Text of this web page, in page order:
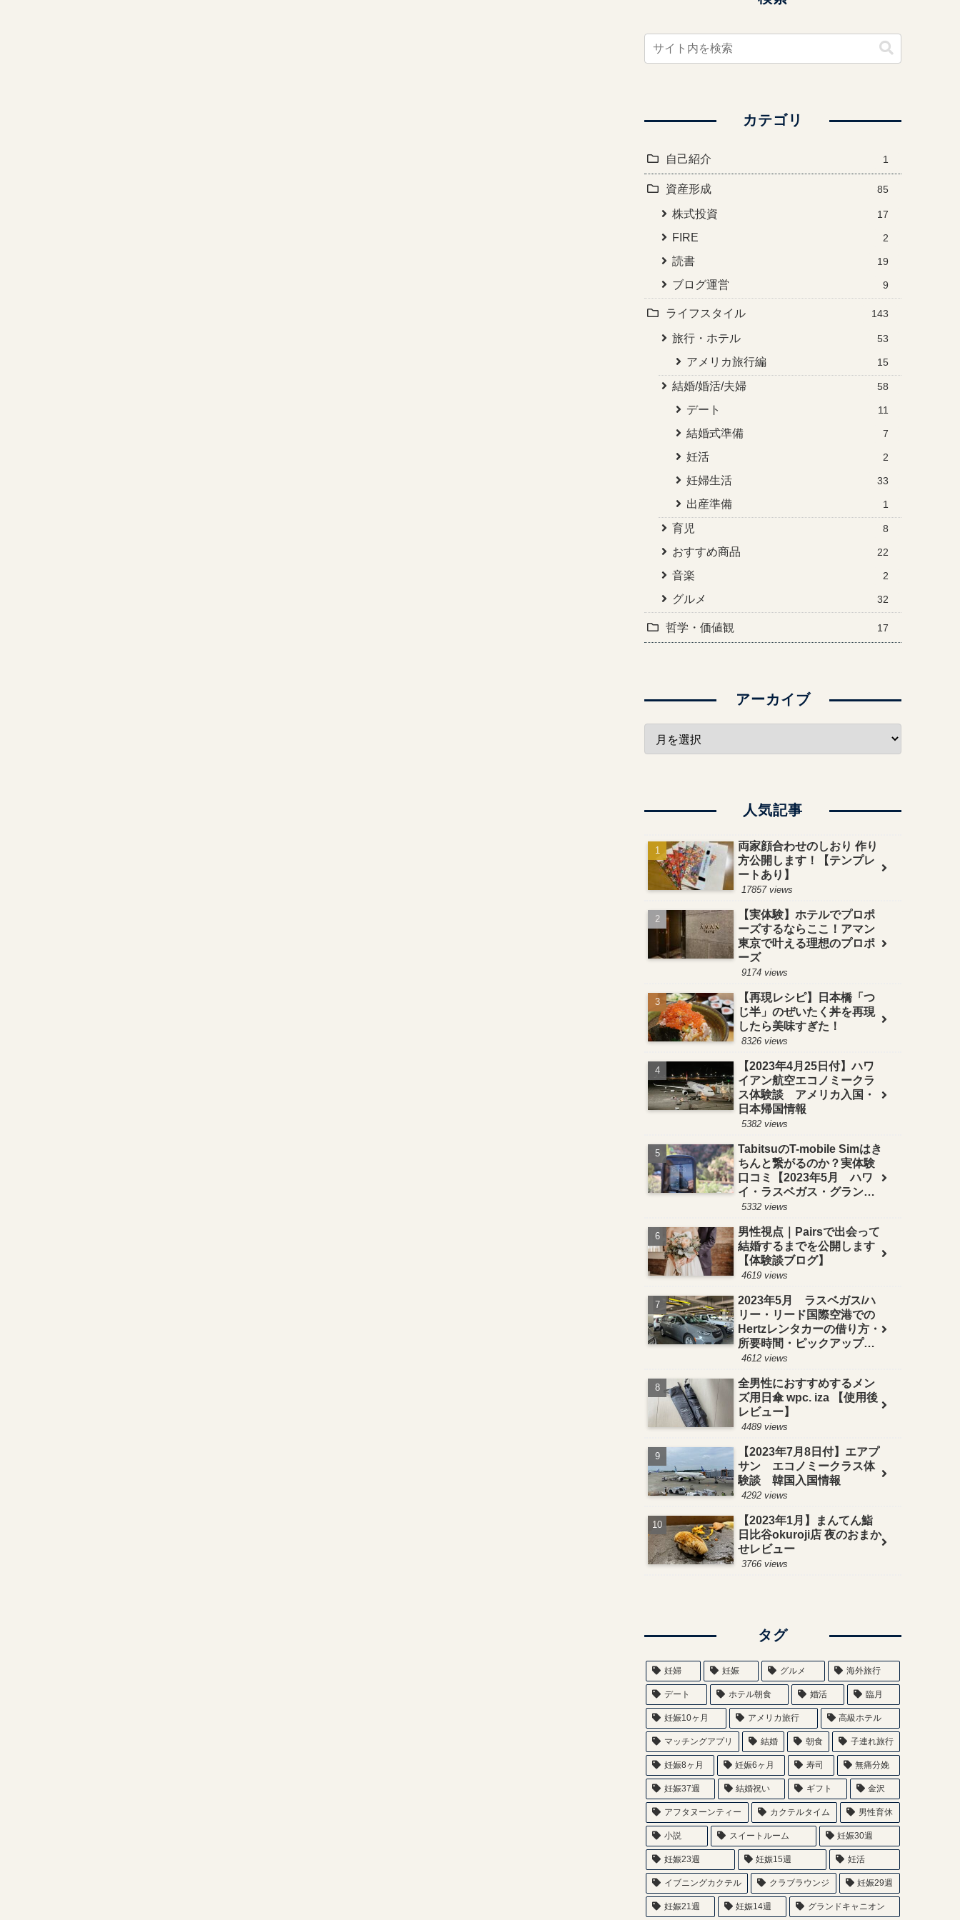
カテゴリ
自己紹介 1
資産形成 85
株式投資 17
FIRE 2
読書 19
ブログ運営 9
ライフスタイル 143
旅行・ホテル 53
アメリカ旅行編 15
結婚/婚活/夫婦 58
デート 11
結婚式準備 7
妊活 2
妊婦生活 33
出産準備 1
育児 8
おすすめ商品 22
音楽 2
グルメ 32
哲学・価値観 17
アーカイブ
人気記事
両家顔合わせのしおり 作り
方公開します！【テンプレ
ートあり】
17857 views
【実体験】ホテルでプロポ
ーズするならここ！アマン
東京で叶える理想のプロポ
ーズ
9174 views
【再現レシピ】日本橋「つ
じ半」のぜいたく丼を再現
したら美味すぎた！
8326 views
【2023年4月25日付】ハワ
イアン航空エコノミークラ
ス体験談 アメリカ入国・
日本帰国情報
5382 views
TabitsuのT-mobile Simはき
ちんと繋がるのか？実体験
口コミ【2023年5月 ハワ
イ・ラスベガス・グランド
サークルで検証】
5332 views
男性視点｜Pairsで出会って
結婚するまでを公開します
【体験談ブログ】
4619 views
2023年5月 ラスベガス/ハ
リー・リード国際空港での
Hertzレンタカーの借り方・
所要時間・ピックアップ方
法！【お得＆便利な予約方
4612 views
全男性におすすめするメン
ズ用日傘 wpc. iza 【使用後
レビュー】
4489 views
【2023年7月8日付】エアプ
サン エコノミークラス体
験談 韓国入国情報
4292 views
【2023年1月】まんてん鮨
日比谷okuroji店 夜のおまか
せレビュー
3766 views
タグ
妊婦 妊娠 グルメ 海外旅行
デート ホテル朝食 婚活 臨月
妊娠10ヶ月 アメリカ旅行 高級ホテル
マッチングアプリ 結婚 朝食 子連れ旅行
妊娠8ヶ月 妊娠6ヶ月 寿司 無痛分娩
妊娠37週 結婚祝い ギフト 金沢
アフタヌーンティー カクテルタイム 男性育休
小説 スイートルーム 妊娠30週
妊娠23週 妊娠15週 妊活
イブニングカクテル クラブラウンジ 妊娠29週
妊娠21週 妊娠14週 グランドキャニオン